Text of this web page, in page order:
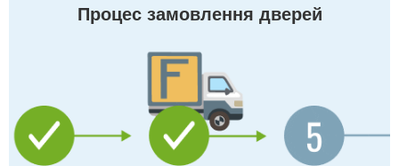
Процес замовлення дверей